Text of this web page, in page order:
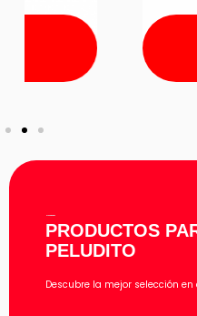
Novedades
PRODUCTOS
PELUDITO
Descubre la mejor selección